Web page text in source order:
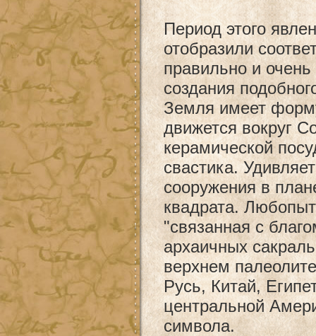
Период этого
отобразили
правильно и
создания
Земля имеет
движется вокруг
керамической
свастика.
сооружения в
квадрата.
"связанная с
архаичных
верхнем
Русь, Китай,
центральной
символа.